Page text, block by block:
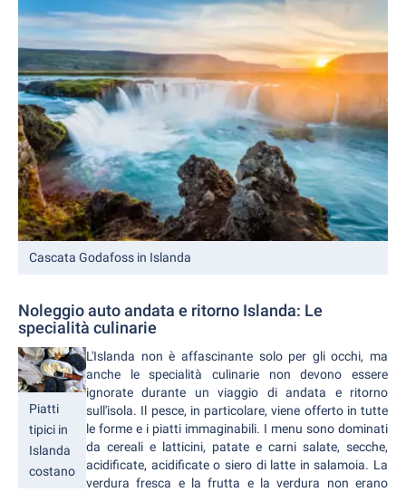
Cascata Godafoss in Islanda
Noleggio auto andata e ritorno Islanda: Le
specialità culinarie
Piatti
tipici in
Islanda
costano
L'Islanda non è affascinante solo per gli occhi, ma
anche le specialità culinarie non devono essere
ignorate durante un viaggio di andata e ritorno
sull'isola. Il pesce, in particolare, viene offerto in tutte
le forme e i piatti immaginabili. I menu sono dominati
da cereali e latticini, patate e carni salate, secche,
acidificate, acidificate o siero di latte in salamoia. La
verdura fresca e la frutta e la verdura non erano